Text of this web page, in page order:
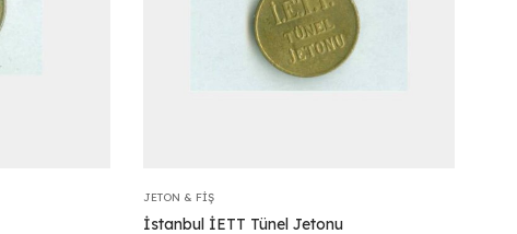
JETON & FIŞ
İstanbul İETT Tünel Jetonu